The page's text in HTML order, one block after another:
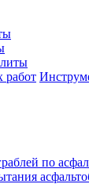
по